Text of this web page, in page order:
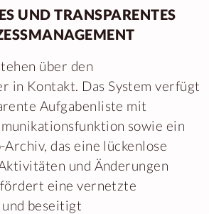
UND TRANSPARENTES
über den
in Kontakt. Das System verfügt
Aufgabenliste mit
sowie ein
das eine lückenlose
und Änderungen
eine vernetzte
beseitigt